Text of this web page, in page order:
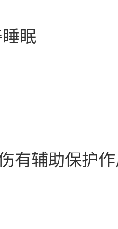
眠
有辅助保护